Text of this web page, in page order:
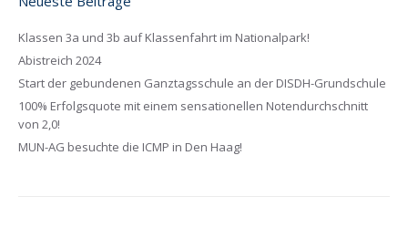
Klassen 3a und 3b auf Klassenfahrt im Nationalpark!
Abistreich 2024
Start der gebundenen Ganztagsschule an der DISDH-Grundschule
100% Erfolgsquote mit einem sensationellen Notendurchschnitt
von 2,0!
MUN-AG besuchte die ICMP in Den Haag!